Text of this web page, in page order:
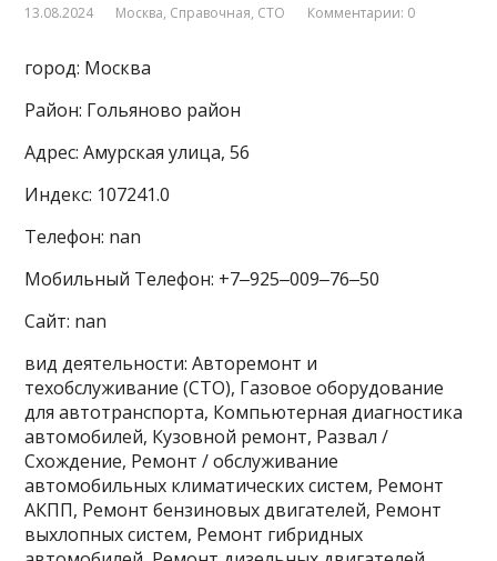
13.08.2024 Москва, Справочная, СТО Комментарии: 0
город: Москва
Район: Гольяново район
Адрес: Амурская улица, 56
Индекс: 107241.0
Телефон: nan
Мобильный Телефон: +7‒925‒009‒76‒50
Сайт: nan
вид деятельности: Авторемонт и
техобслуживание (СТО), Газовое оборудование
для автотранспорта, Компьютерная диагностика
автомобилей, Кузовной ремонт, Развал /
Схождение, Ремонт / обслуживание
автомобильных климатических систем, Ремонт
АКПП, Ремонт бензиновых двигателей, Ремонт
выхлопных систем, Ремонт гибридных